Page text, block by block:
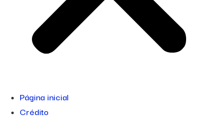
Página inicial
Crédito